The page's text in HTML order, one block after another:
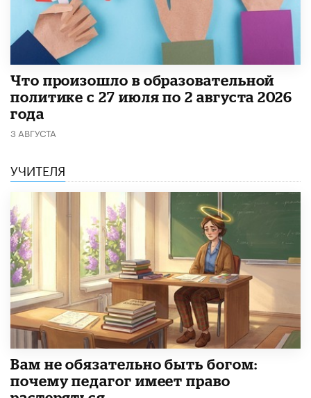
​Что произошло в образовательной
политике с 27 июля по 2 августа 2026
года
3 АВГУСТА
УЧИТЕЛЯ
​Вам не обязательно быть богом:
почему педагог имеет право